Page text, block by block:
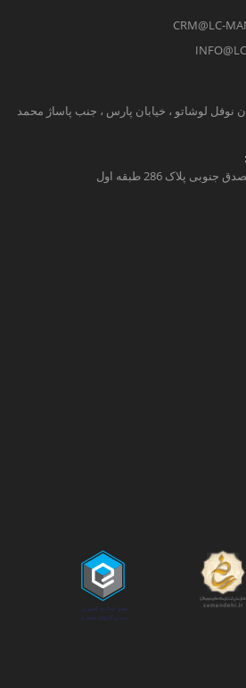
CRM@LC-
نوفل لوشاتو ، خیابان پارس ، جنب پاساژ محمد
پلاک 286 طبقه اول